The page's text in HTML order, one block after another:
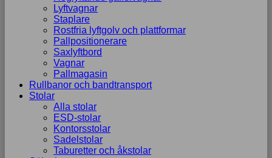
Lyftvagnar
Staplare
Rostfria lyftgolv och plattformar
Pallpositionerare
Saxlyftbord
Vagnar
Pallmagasin
Rullbanor och bandtransport
Stolar
Alla stolar
ESD-stolar
Kontorsstolar
Sadelstolar
Taburetter och åkstolar